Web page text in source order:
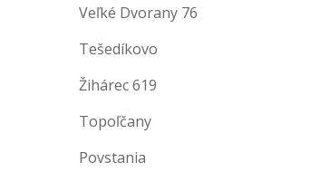
Veľké Dvorany 76
Tešedíkovo
Žihárec 619
Topoľčany
Povstania